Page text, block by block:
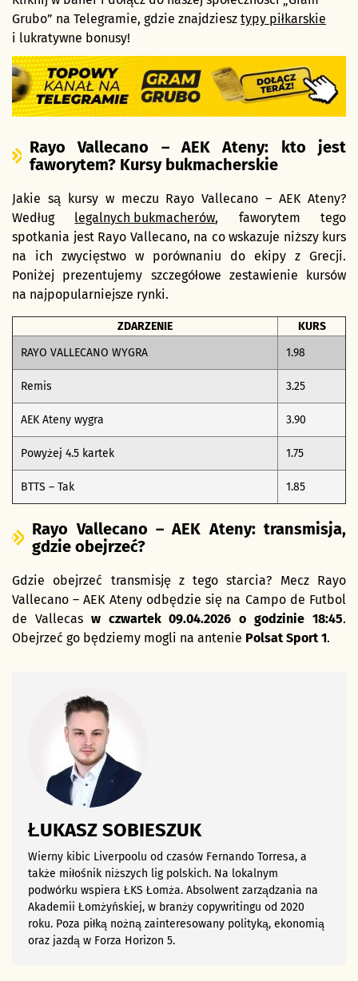
Grubo” na Telegramie, gdzie znajdziesz typy piłkarskie
i lukratywne bonusy!
Rayo Vallecano – AEK Ateny: kto jest
faworytem? Kursy bukmacherskie
Jakie są kursy w meczu Rayo Vallecano – AEK Ateny?
Według legalnych bukmacherów, faworytem tego
spotkania jest Rayo Vallecano, na co wskazuje niższy kurs
na ich zwycięstwo w porównaniu do ekipy z Grecji.
Poniżej prezentujemy szczegółowe zestawienie kursów
na najpopularniejsze rynki.
ZDARZENIE
KURS
RAYO VALLECANO WYGRA
1.98
Remis 3.25
AEK Ateny wygra 3.90
Powyżej 4.5 kartek 1.75
BTTS – Tak 1.85
Rayo Vallecano – AEK Ateny: transmisja,
gdzie obejrzeć?
Gdzie obejrzeć transmisję z tego starcia? Mecz Rayo
Vallecano – AEK Ateny odbędzie się na Campo de Futbol
de Vallecas w czwartek 09.04.2026 o godzinie 18:45.
Obejrzeć go będziemy mogli na antenie Polsat Sport 1.
ŁUKASZ SOBIESZUK
Wierny kibic Liverpoolu od czasów Fernando Torresa, a
także miłośnik niższych lig polskich. Na lokalnym
podwórku wspiera ŁKS Łomża. Absolwent zarządzania na
Akademii Łomżyńskiej, w branży copywritingu od 2020
roku. Poza piłką nożną zainteresowany polityką, ekonomią
oraz jazdą w Forza Horizon 5.